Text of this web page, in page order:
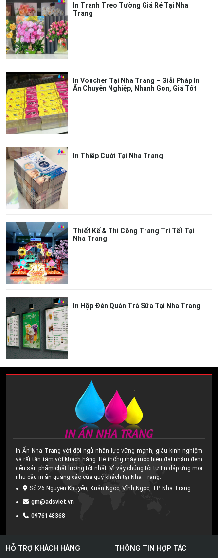
In Tranh Treo Tường Giá Rẻ Tại Nha
Trang
In Voucher Tại Nha Trang – Giải Pháp In
Ấn Chuyên Nghiệp, Nhanh Gọn, Giá Tốt
In Thiệp Cưới Tại Nha Trang
Thiết Kế & Thi Công Trang Trí Tết Tại
Nha Trang
In Hộp Đèn Quán Trà Sữa Tại Nha Trang
In Ấn Nha Trang với đội ngủ nhân lực vững mạnh, giàu kinh nghiệm
và rất tận tâm với khách hàng. Hệ thống máy móc hiện đại nhằm đem
đến sản phẩm chất lượng tốt nhất. Vì vậy chúng tôi tự tin đáp ứng mọi
nhu cầu in ấn quảng cáo của quý khách tại Nha Trang.
Số 26 Nguyễn Khuyến, Xuân Ngọc, Vĩnh Ngọc, TP. Nha Trang
gm@adsviet.vn
0976148368
HỖ TRỢ KHÁCH HÀNG THÔNG TIN HỢP TÁC